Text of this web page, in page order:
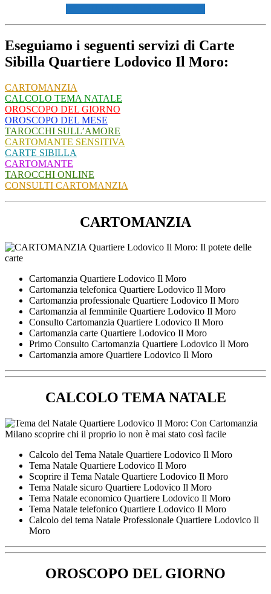
Eseguiamo i seguenti servizi di Carte
Sibilla Quartiere Lodovico Il Moro:
CARTOMANZIA
CALCOLO TEMA NATALE
OROSCOPO DEL GIORNO
OROSCOPO DEL MESE
TAROCCHI SULL’AMORE
CARTOMANTE SENSITIVA
CARTE SIBILLA
CARTOMANTE
TAROCCHI ONLINE
CONSULTI CARTOMANZIA
CARTOMANZIA
Cartomanzia Quartiere Lodovico Il Moro
Cartomanzia telefonica Quartiere Lodovico Il Moro
Cartomanzia professionale Quartiere Lodovico Il Moro
Cartomanzia al femminile Quartiere Lodovico Il Moro
Consulto Cartomanzia Quartiere Lodovico Il Moro
Cartomanzia carte Quartiere Lodovico Il Moro
Primo Consulto Cartomanzia Quartiere Lodovico Il Moro
Cartomanzia amore Quartiere Lodovico Il Moro
CALCOLO TEMA NATALE
Calcolo del Tema Natale Quartiere Lodovico Il Moro
Tema Natale Quartiere Lodovico Il Moro
Scoprire il Tema Natale Quartiere Lodovico Il Moro
Tema Natale sicuro Quartiere Lodovico Il Moro
Tema Natale economico Quartiere Lodovico Il Moro
Tema Natale telefonico Quartiere Lodovico Il Moro
Calcolo del tema Natale Professionale Quartiere Lodovico Il
Moro
OROSCOPO DEL GIORNO